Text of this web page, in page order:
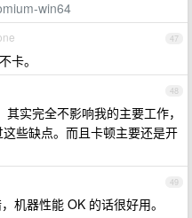
win64
47
卡。
48
实完全不影响我的主要工作，
些缺点。而且卡顿主要还是开
49
机器性能 OK 的话很好用。